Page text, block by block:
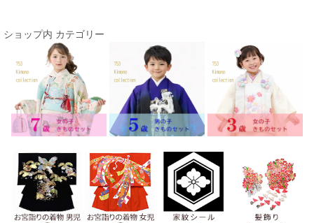
ショップ内 カテゴリー